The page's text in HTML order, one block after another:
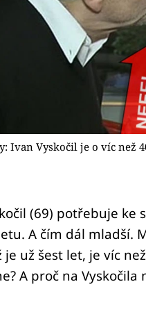
Ivan Vyskočil je o víc než
(69) potřebuje
A čím dál mladší.
je už šest let, je víc
A proč na Vyskočila